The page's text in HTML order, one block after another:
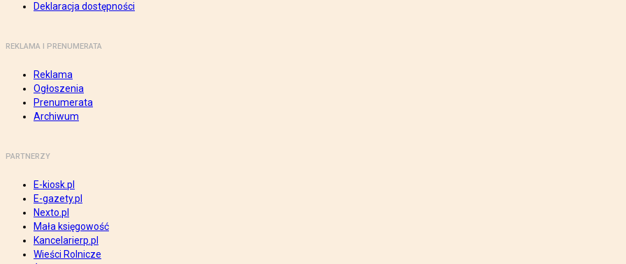
Deklaracja dostępności
REKLAMA I PRENUMERATA
Reklama
Ogłoszenia
Prenumerata
Archiwum
PARTNERZY
E-kiosk.pl
E-gazety.pl
Nexto.pl
Mała księgowość
Kancelarierp.pl
Wieści Rolnicze